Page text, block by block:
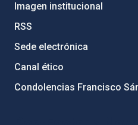
Imagen institucional
RSS
Sede electrónica
Canal ético
Condolencias Francisco